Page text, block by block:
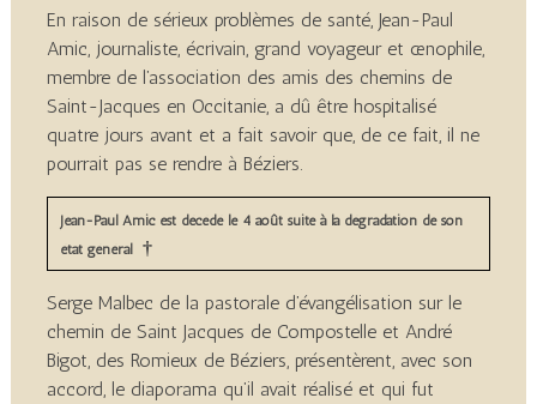
En raison de sérieux problèmes de santé, Jean-Paul
Amic, journaliste, écrivain, grand voyageur et œnophile,
membre de l’association des amis des chemins de
Saint-Jacques en Occitanie, a dû être hospitalisé
quatre jours avant et a fait savoir que, de ce fait, il ne
pourrait pas se rendre à Béziers.
Jean-Paul Amic est décédé le 4 août suite à la dégradation de son
état général †
Serge Malbec de la pastorale d’évangélisation sur le
chemin de Saint Jacques de Compostelle et André
Bigot, des Romieux de Béziers, présentèrent, avec son
accord, le diaporama qu’il avait réalisé et qui fut